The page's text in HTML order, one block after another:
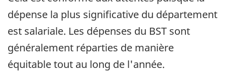
dépense la plus significative du département
est salariale. Les dépenses du BST sont
généralement réparties de manière
équitable tout au long de l'année.